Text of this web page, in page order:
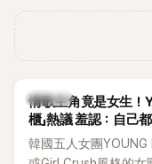
K-POP
情歌主角竟是女生！
櫃」熱議 羞認：自己
韓國五人女團